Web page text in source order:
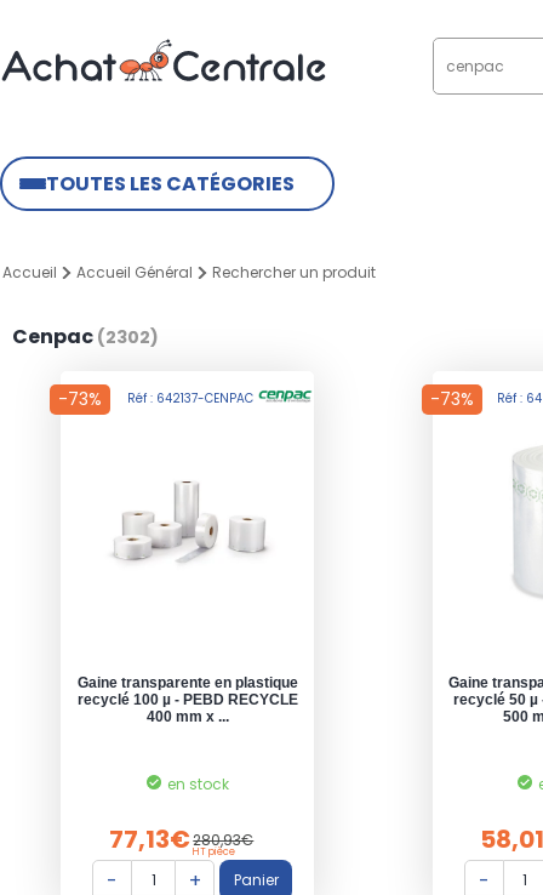
TOUTES LES CATÉGORIES
Accueil Accueil Général Rechercher un produit
Cenpac (2302)
-73% Réf : 642137-CENPAC
Gaine transparente en plastique
recyclé 100 µ - PEBD RECYCLE
400 mm x ...
en stock
77,13€280,93€
HT pièce
-73% Réf :
Gaine
recyclé 50 µ
500